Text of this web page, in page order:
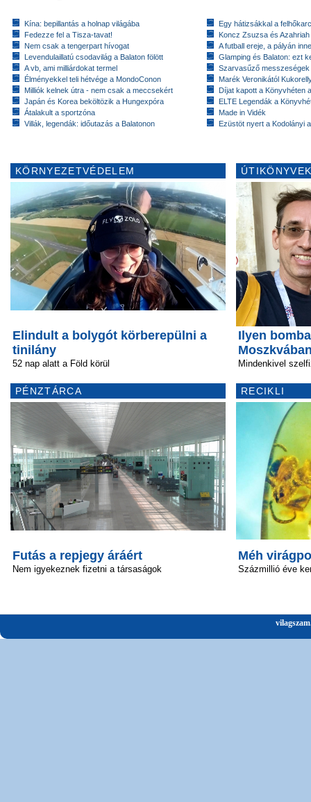
Kína: bepillantás a holnap világába
Fedezze fel a Tisza-tavat!
Nem csak a tengerpart hívogat
Levendulaillatú csodavilág a Balaton fölött
A vb, ami milliárdokat termel
Élményekkel teli hétvége a MondoConon
Milliók kelnek útra - nem csak a meccsekért
Japán és Korea beköltözik a Hungexpóra
Átalakult a sportzóna
Villák, legendák: időutazás a Balatonon
Egy hátizsákkal a
Koncz Zsuzsa és
A futball ereje, a pályán
Glamping és Balaton: ezt
Szarvasűző messzeségek
Marék Veronikától
Díjat kapott a Könyvhéten
ELTE Legendák a
Made in Vidék
Ezüstöt nyert a Kodolányi
KÖRNYEZETVÉDELEM
Elindult a bolygót körberepülni a
tinilány
52 nap alatt a Föld körül
PÉNZTÁRCA
Futás a repjegy áráért
Nem igyekeznek fizetni a társaságok
Ilyen
Mindenkivel
RECIKLI
Méh
Százmillió éve